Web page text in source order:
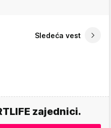
Sledeća vest
zajednici.